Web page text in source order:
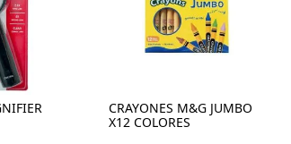
CRAYONES M&G JUMBO
X12 COLORES